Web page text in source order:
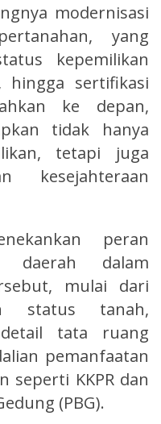
modernisasi
yang
kepemilikan
hingga sertifikasi
ke depan,
tidak hanya
tetapi juga
kesejahteraan
peran
daerah dalam
mulai dari
status tanah,
tata ruang
pemanfaatan
seperti KKPR dan
(PBG).